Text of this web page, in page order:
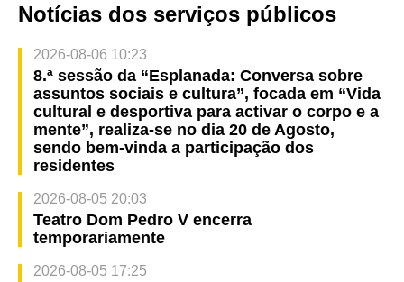
Notícias dos serviços públicos
2026-08-06 10:23
8.ª sessão da “Esplanada: Conversa sobre
assuntos sociais e cultura”, focada em “Vida
cultural e desportiva para activar o corpo e a
mente”, realiza-se no dia 20 de Agosto,
sendo bem-vinda a participação dos
residentes
2026-08-05 20:03
Teatro Dom Pedro V encerra
temporariamente
2026-08-05 17:25